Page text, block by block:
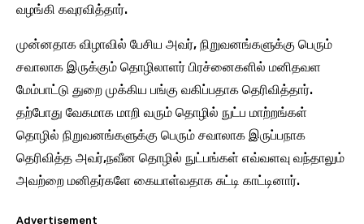
வழங்கி கவுரவித்தார்.
முன்னதாக விழாவில் பேசிய அவர், நிறுவனங்களுக்கு பெரும்
சவாலாக இருக்கும் தொழிலாளர் பிரச்னைகளில் மனிதவள
மேம்பாட்டு துறை முக்கிய பங்கு வகிப்பதாக தெரிவித்தார்.
தற்போது வேகமாக மாறி வரும் தொழில் நுட்ப மாற்றங்கள்
தொழில் நிறுவனங்களுக்கு பெரும் சவாலாக இருப்பநாக
தெரிவித்த அவர்,நவீன தொழில் நுட்பங்கள் எவ்வளவு வந்தாலும்
அவற்றை மனிதர்களே கையாள்வதாக சுட்டி காட்டினார்.
Advertisement